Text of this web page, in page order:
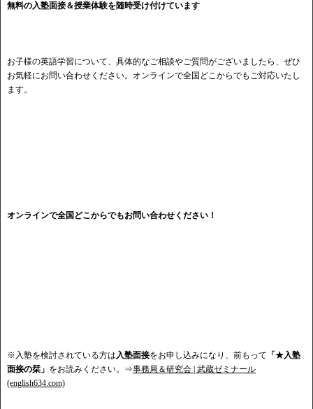
無料の入塾面接＆授業体験を随時受け付けています
お子様の英語学習について、具体的なご相談やご質問がございましたら、ぜひ
お気軽にお問い合わせください。オンラインで全国どこからでもご対応いたし
ます。
オンラインで全国どこからでもお問い合わせください！
※入塾を検討されている方は入塾面接をお申し込みになり、前もって 「★入塾
面接の栞」 をお読みください。⇒事務局＆研究会 | 武蔵ゼミナール
(english634.com)